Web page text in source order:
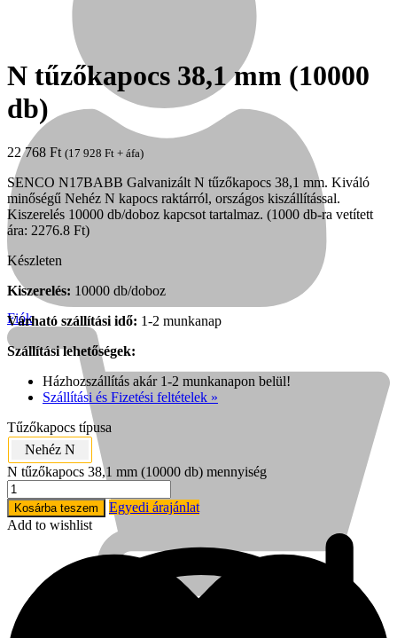
Kihlberg
Fiók
N tűzőkapocs 38,1 mm (10000
db)
22 768 Ft (17 928 Ft + áfa)
SENCO N17BABB Galvanizált N tűzőkapocs 38,1 mm. Kiváló
minőségű Nehéz N kapocs raktárról, országos kiszállítással.
Kiszerelés 10000 db/doboz kapcsot tartalmaz. (1000 db-ra vetített
ára: 2276.8 Ft)
Készleten
Kiszerelés: 10000 db/doboz
Várható szállítási idő: 1-2 munkanap
Szállítási lehetőségek:
Házhozszállítás akár 1-2 munkanapon belül!
Szállítási és Fizetési feltételek »
Tűzőkapocs típusa
Nehéz N
N tűzőkapocs 38,1 mm (10000 db) mennyiség
Kosárba teszem
Egyedi árajánlat
Add to wishlist